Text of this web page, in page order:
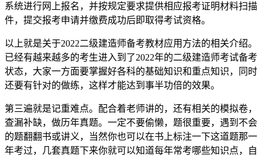
系统进行网上报名，并按规定要求提供相应报考证明材料扫描
件，提交报考申请并缴费成功后即取得考试资格。
以上就是关于2022二级建造师备考教材应用方法的相关介绍。
已经有越来越多的考生进入到了2022年的二级建造师考试备考
状态，大家一方面要掌握好各科的基础知识和重点知识，同时
还要有针对的做练，这样才能达到事半功倍的效果。
第三遍就是记重难点。配合着老师讲的，还有相关的模拟卷，
查漏补缺，做历年真题。一定不要偷懒，题很重要，遇到不会
的题翻翻书或讲义，当然你也可以在书上标注一下这道题那一
年考过，几套真题下来你就可以知道每年常考哪些知识点，自